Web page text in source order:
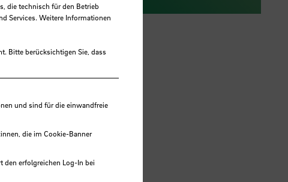
die technisch für den Betrieb
Services. Weitere Informationen
Bitte berücksichtigen Sie, dass
und sind für die einwandfreie
die im Cookie-Banner
den erfolgreichen Log-In bei